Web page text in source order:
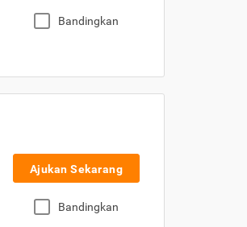
Bandingkan
Ajukan Sekarang
Bandingkan